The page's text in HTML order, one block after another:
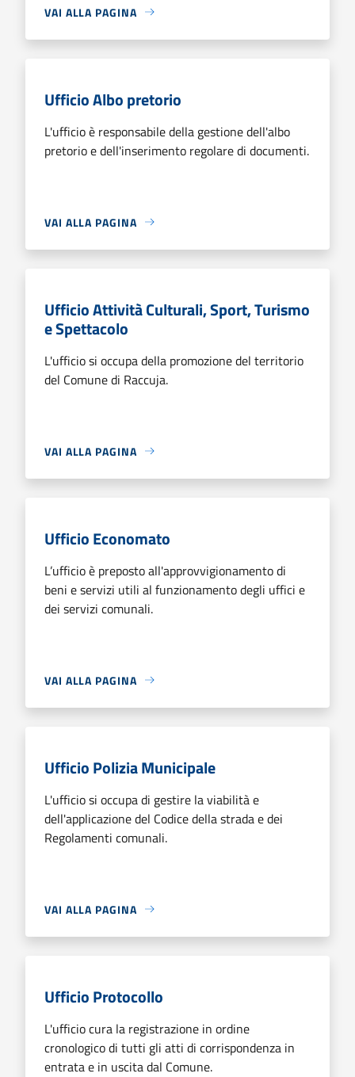
VAI ALLA PAGINA
Ufficio Albo pretorio
L'ufficio è responsabile della gestione dell'albo
pretorio e dell'inserimento regolare di documenti.
VAI ALLA PAGINA
Ufficio Attività Culturali, Sport, Turismo
e Spettacolo
L'ufficio si occupa della promozione del territorio
del Comune di Raccuja.
VAI ALLA PAGINA
Ufficio Economato
L’ufficio è preposto all'approvvigionamento di
beni e servizi utili al funzionamento degli uffici e
dei servizi comunali.
VAI ALLA PAGINA
Ufficio Polizia Municipale
L'ufficio si occupa di gestire la viabilità e
dell'applicazione del Codice della strada e dei
Regolamenti comunali.
VAI ALLA PAGINA
Ufficio Protocollo
L'ufficio cura la registrazione in ordine
cronologico di tutti gli atti di corrispondenza in
entrata e in uscita dal Comune.